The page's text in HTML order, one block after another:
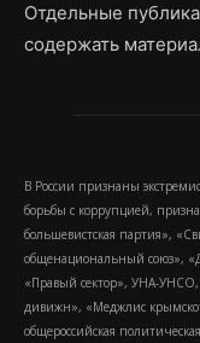
Отдельные
содержать
В России признаны
борьбы с коррупцией,
большевистская партия»,
общенациональный союз»,
«Правый сектор», УНА-
дивижн», «Меджлис
общероссийская